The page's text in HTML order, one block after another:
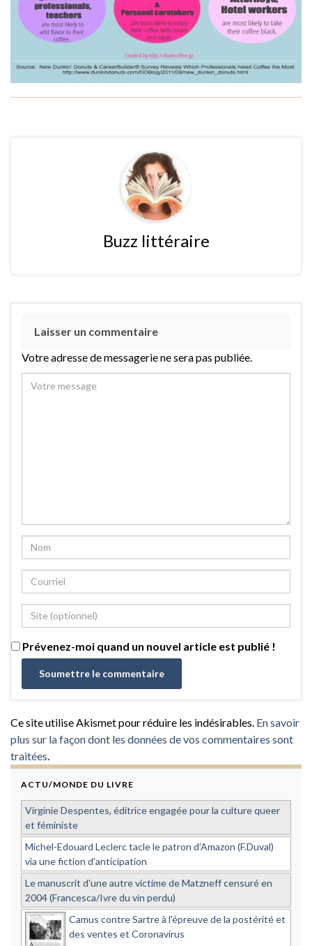
Buzz littéraire
Laisser un commentaire
Votre adresse de messagerie ne sera pas publiée.
Prévenez-moi quand un nouvel article est publié !
Ce site utilise Akismet pour réduire les indésirables. En savoir
plus sur la façon dont les données de vos commentaires sont
traitées.
ACTU/MONDE DU LIVRE
Virginie Despentes, éditrice engagée pour la culture queer
et féministe
Michel-Edouard Leclerc tacle le patron d'Amazon (F.Duval)
via une fiction d'anticipation
Le manuscrit d'une autre victime de Matzneff censuré en
2004 (Francesca/Ivre du vin perdu)
Camus contre Sartre à l'épreuve de la postérité et
des ventes et Coronavirus